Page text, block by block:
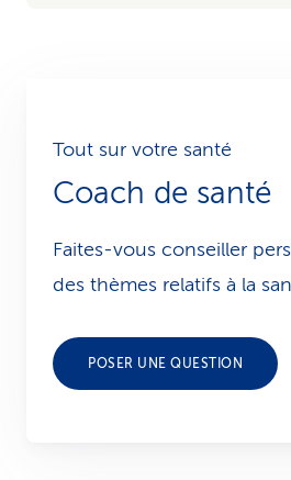
Tout sur votre santé
Coach de santé
Faites-vous conseiller
des thèmes relatifs à la
POSER UNE QUESTION